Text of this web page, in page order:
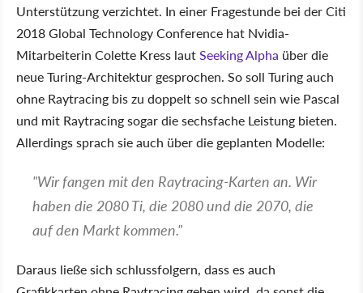
Unterstützung verzichtet. In einer Fragestunde bei der Citi
2018 Global Technology Conference hat Nvidia-
Mitarbeiterin Colette Kress lautSeeking Alpha über die
neue Turing-Architektur gesprochen. So soll Turing auch
ohne Raytracing bis zu doppelt so schnell sein wie Pascal
und mit Raytracing sogar die sechsfache Leistung bieten.
Allerdings sprach sie auch über die geplanten Modelle:
"Wir fangen mit den Raytracing-Karten an. Wir
haben die 2080 Ti, die 2080 und die 2070, die
auf den Markt kommen."
Daraus ließe sich schlussfolgern, dass es auch